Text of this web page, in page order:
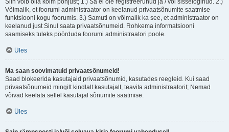
Siin võib olla kolm põhjust; 1.) Sa ei ole registreerunud ja / või sisseloginud. 2.)
Võimalik, et foorumi administraator on keelanud privaatsõnumite saatmise
funktsiooni kogu foorumis. 3.) Samuti on võimalik ka see, et administraator on
keelanud just Sinul saata privaatsõnumeid. Rohkema informatsiooni
saamiseks tuleks pöörduda foorumi administraatori poole.
Üles
Ma saan soovimatuid privaatsõnumeid!
Saad blokeerida kasutajaid privaatsõnumid, kasutades reegleid. Kui saad
privaatsõnumeid mingilt kindlalt kasutajalt, teavita administraatorit; Nemad
võivad keelata sellel kasutajal sõnumite saatmise.
Üles